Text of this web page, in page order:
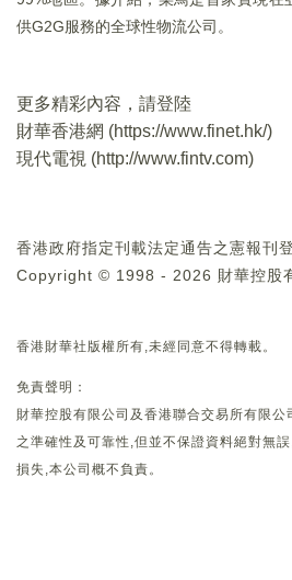
供G2G服務的全球性物流公司。
更多精彩內容，請登陸
財華香港網 (https://www.finet.hk/)
現代電視 (http://www.fintv.com)
香港政府指定刊載法定通告之憲報刊
Copyright © 1998 - 2026 財華控股
香港財華社版權所有,未經同意不得轉載。
免責聲明：
財華控股有限公司及香港聯合交易所有限
之準確性及可靠性,但並不保證資料絕對無
損失,本公司概不負責。